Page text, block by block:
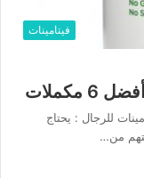
فيتامينات
للرجال : يحتاج
من…